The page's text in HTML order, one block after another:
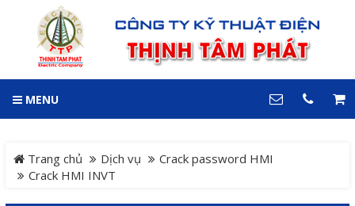
MENU
Trang chủ Dịch vụ
Crack password HMI
Crack HMI INVT
Trang chủ
GIỎ HÀNG
LIÊN HỆ
Hotline